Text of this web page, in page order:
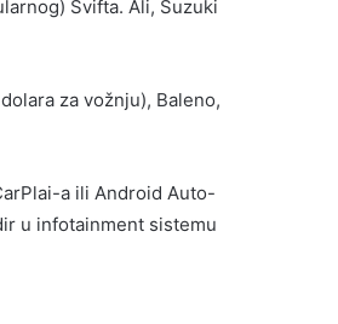
Svifta. Ali, Suzuki
za vožnju), Baleno,
a ili Android Auto-
u infotainment sistemu